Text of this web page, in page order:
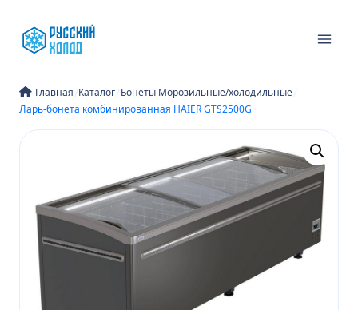
содержимому
Главная/Каталог/Бонеты Морозильные/холодильные/
Ларь-бонета комбинированная HAIER GTS2500G